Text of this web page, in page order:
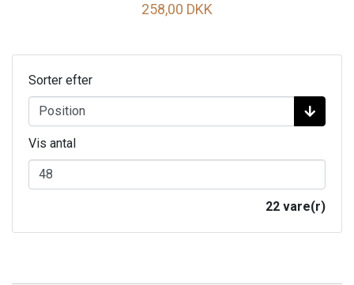
258,00 DKK
Sorter efter
Vis antal
22 vare(r)